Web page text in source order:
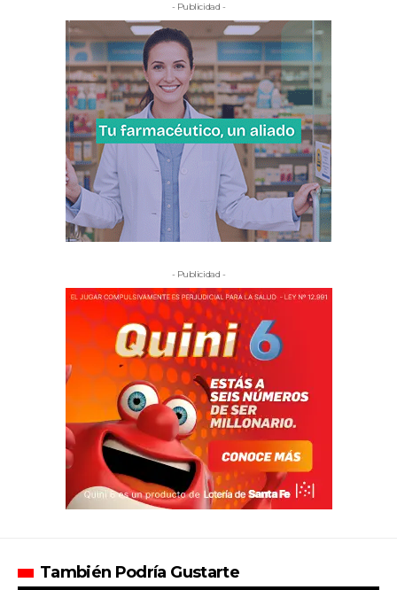
- Publicidad -
- Publicidad -
También Podría Gustarte